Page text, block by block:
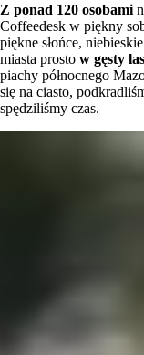
Z ponad 120 osobami
Coffeedesk w piękny
piękne słońce,
miasta prosto w gęsty
piachy północnego
się na ciasto,
spędziliśmy czas.